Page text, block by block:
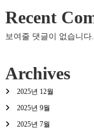
Recent
보여줄 댓글이 없습니다.
Archives
2025년 12월
2025년 9월
2025년 7월